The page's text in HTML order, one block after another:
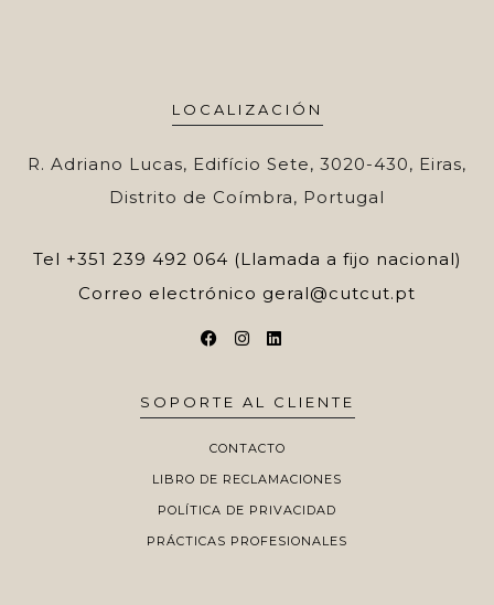
LOCALIZACIÓN
R. Adriano Lucas, Edifício Sete, 3020-430, Eiras,
Distrito de Coímbra, Portugal
Tel +351 239 492 064 (Llamada a fijo nacional)
Correo electrónico geral@cutcut.pt
SOPORTE AL CLIENTE
CONTACTO
LIBRO DE RECLAMACIONES
POLÍTICA DE PRIVACIDAD
PRÁCTICAS PROFESIONALES